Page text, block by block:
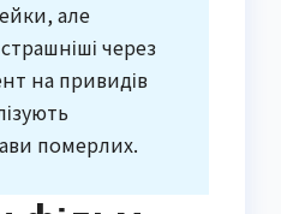
але
через
на привидів
померлих.